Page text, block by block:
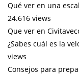
Qué ver en una
24.616 views
Que ver en
¿Sabes cuál es la
views
Consejos para